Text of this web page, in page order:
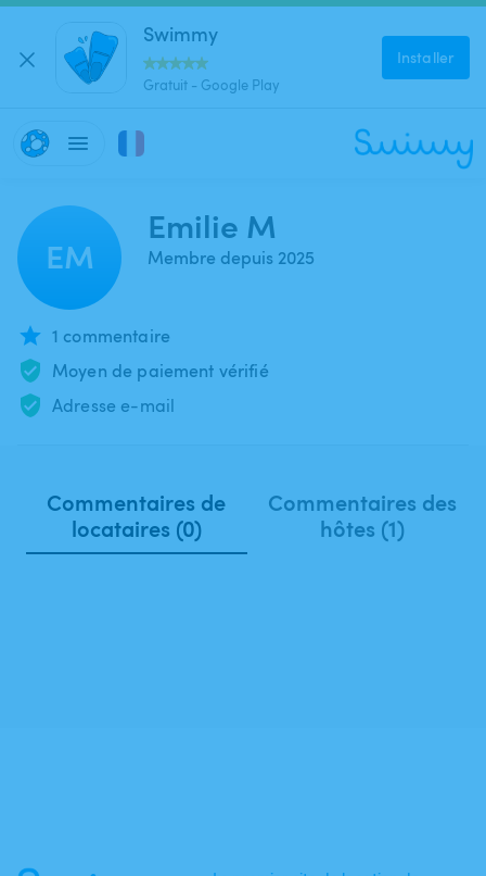
Swimmy
Gratuit - Google Play
Installer
EM
Emilie M
Membre depuis 2025
1 commentaire
Moyen de paiement vérifié
Adresse e-mail
Commentaires de
locataires (0)
Commentaires des
hôtes (1)